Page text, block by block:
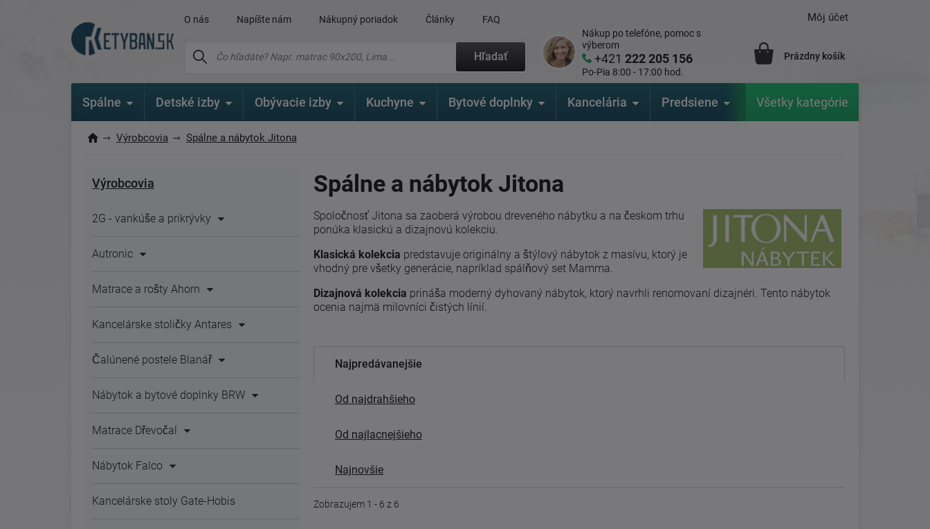
O nás Napíšte nám Nákupný poriadok Články FAQ
Hľadať
Nákup po telefóne, pomoc s
výberom
+421222 205 156
Po-Pia 8:00 - 17:00 hod.
Môj účet
Prázdny košík
Spálne Detské izby Obývacie izby Kuchyne Bytové doplnky Kancelária Predsiene Výrobcovia
Všetky kategórie
Výrobcovia Spálne a nábytok Jitona
Výrobcovia
2G - vankúše a prikrývky
Autronic
Matrace a rošty Ahorn
Kancelárske stoličky Antares
Čalúnené postele Blanář
Nábytok a bytové doplnky BRW
Matrace Dřevočal
Nábytok Falco
Kancelárske stoly Gate-Hobis
Spálne a nábytok Jitona
Spoločnosť Jitona sa zaoberá výrobou dreveného nábytku a na českom trhu
ponúka klasickú a dizajnovú kolekciu.
Klasická kolekcia predstavuje originálny a štýlový nábytok z masívu, ktorý je
vhodný pre všetky generácie, napríklad spálňový set Mamma.
Dizajnová kolekcia prináša moderný dyhovaný nábytok, ktorý navrhli renomovaní dizajnéri. Tento nábytok
ocenia najmä milovníci čistých línií.
Najpredávanejšie
Od najdrahšieho
Od najlacnejšieho
Najnovšie
Zobrazujem 1 - 6 z 6